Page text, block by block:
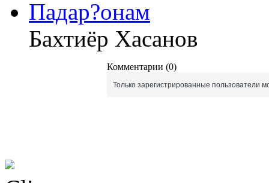
Падар?онам
Бахтиёр Хасанов
Комментарии (0)
Только зарегистрированные пользователи